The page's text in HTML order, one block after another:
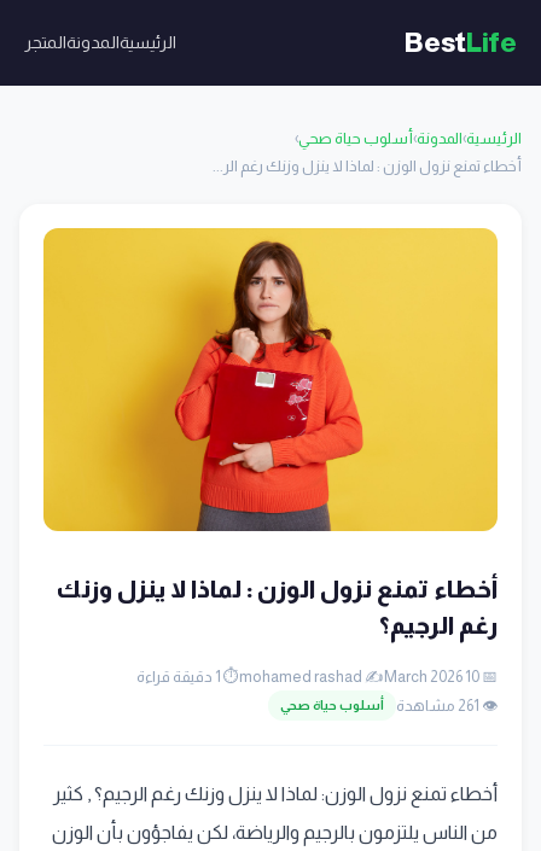
BestLife الرئيسيةالمدونةالمتجر
الرئيسية›المدونة›أسلوب حياة صحي›
أخطاء تمنع نزول الوزن : لماذا لا ينزل وزنك رغم الر...
أخطاء تمنع نزول الوزن : لماذا لا ينزل وزنك
رغم الرجيم؟
📅 10 March 2026
✍️ mohamed rashad
⏱️ 1 دقيقة قراءة
👁️ 261 مشاهدة
أسلوب حياة صحي
أخطاء تمنع نزول الوزن: لماذا لا ينزل وزنك رغم الرجيم؟ , كثير
من الناس يلتزمون بالرجيم والرياضة، لكن يفاجؤون بأن الوزن